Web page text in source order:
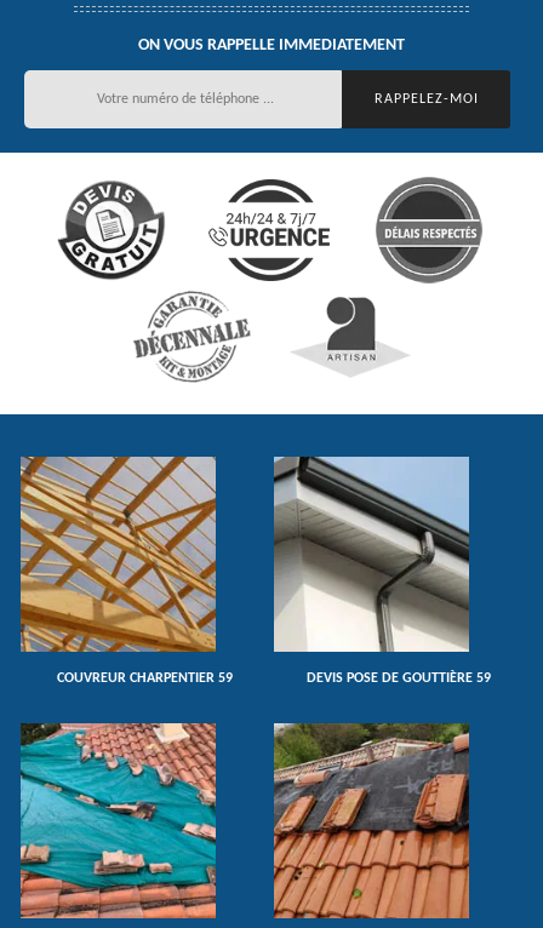
ON VOUS RAPPELLE IMMEDIATEMENT
COUVREUR CHARPENTIER 59 DEVIS POSE DE GOUTTIÈRE 59